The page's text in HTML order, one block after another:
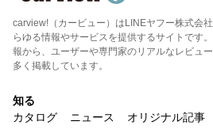
carview!（カービュー）はLINEヤフー株式会
らゆる情報やサービスを提供するサイトです
報から、ユーザーや専門家のリアルなレビュ
多く掲載しています。
知る
カタログ
ニュース オリジナル記事